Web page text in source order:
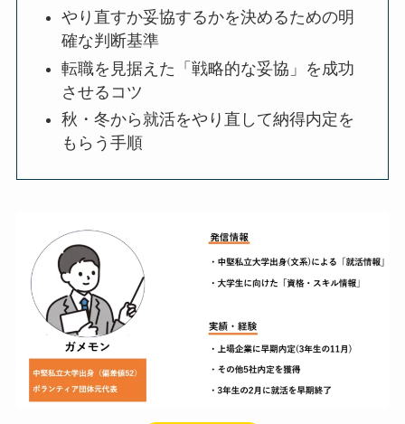
やり直すか妥協するかを決めるための明
確な判断基準
転職を見据えた「戦略的な妥協」を成功
させるコツ
秋・冬から就活をやり直して納得内定を
もらう手順